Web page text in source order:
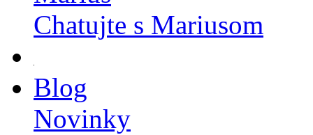
Chatujte s Mariusom
Blog
Novinky